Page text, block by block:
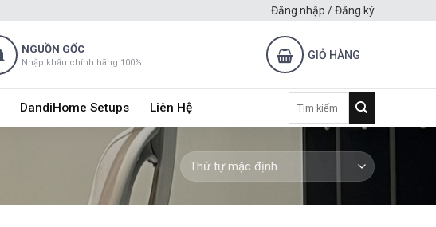
Đăng nhập / Đăng ký
NGUỒN GỐC
Nhập khẩu chính hãng 100%
GIỎ HÀNG
DandiHome Setups Liên Hệ
kiếm: